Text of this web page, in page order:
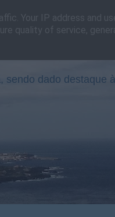
dado destaque
Your IP address and
quality of service,